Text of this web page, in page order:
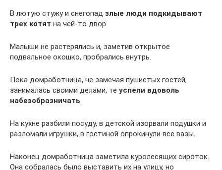
В лютую стужу и снегопад злые люди подкидывают
трех котят на чей-то двор.
Малыши не растерялись и, заметив открытое
подвальное окошко, пробрались внутрь.
Пока домработница, не замечая пушистых гостей,
занималась своими делами, те успели вдоволь
набезобразничать.
На кухне разбили посуду, в детской изорвали подушки и
разломали игрушки, в гостиной опрокинули все вазы.
Наконец домработница заметила куролесящих сироток.
Она собралась было выставить их на улицу, но